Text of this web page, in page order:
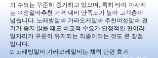
의 수요는 꾸준히 증가하고 있으며, 특히 타이 마사지
는 여성알바추천 가격 대비 만족도가 높아 고객층이
넓습니다. 노래방알바 가라오케알바 추천여성알바 경
기가 좋지 않을 때도 비교적 수요가 안정적인 편이라
일자리가 꾸준히 유지되는 직종이라는 것도 큰 장점
입니다.
2. 노래방알바 가라오케알바는 체력 단련 효과